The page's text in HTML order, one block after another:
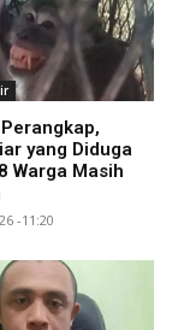
yang Diduga
Warga Masih
-11:20